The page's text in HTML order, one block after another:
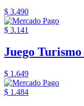
$ 3.490
$ 3.141
Juego
$ 1.649
$ 1.484